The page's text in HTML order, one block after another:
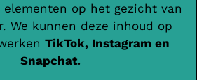
elementen op het gezicht van
We kunnen deze inhoud op
TikTok, Instagram en
Snapchat.